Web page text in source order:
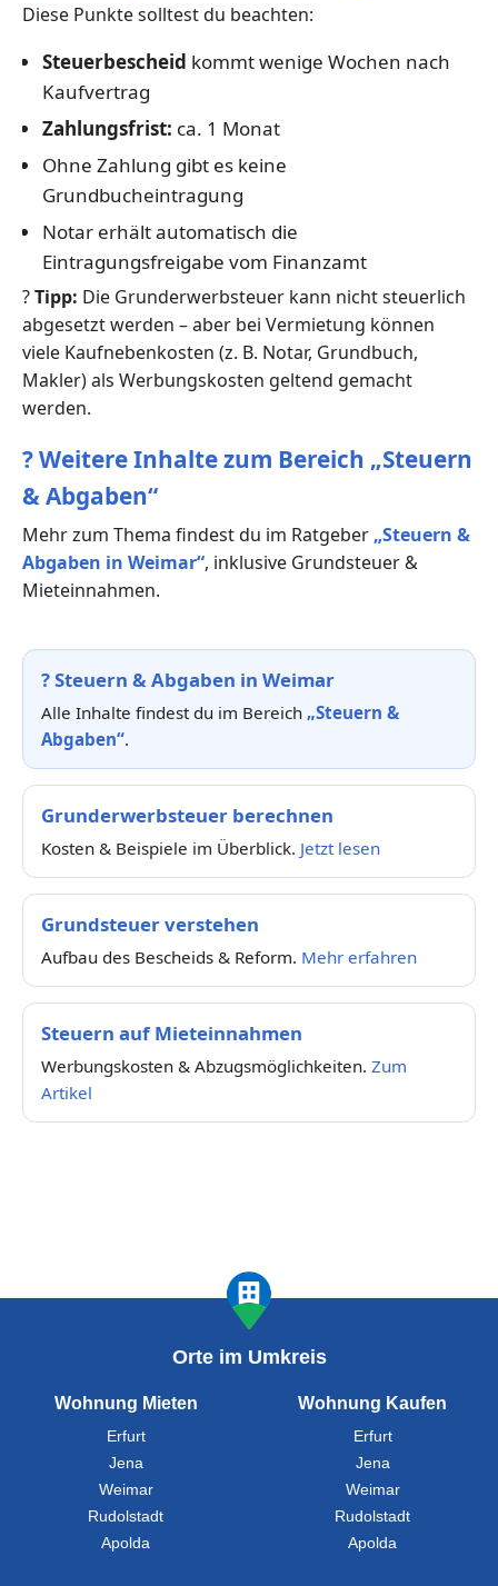
Diese Punkte solltest du beachten:
Steuerbescheid kommt wenige Wochen nach
Kaufvertrag
Zahlungsfrist: ca. 1 Monat
Ohne Zahlung gibt es keine
Grundbucheintragung
Notar erhält automatisch die
Eintragungsfreigabe vom Finanzamt
?Tipp: Die Grunderwerbsteuer kann nicht steuerlich
abgesetzt werden – aber bei Vermietung können
viele Kaufnebenkosten (z. B. Notar, Grundbuch,
Makler) als Werbungskosten geltend gemacht
werden.
?Weitere Inhalte zum Bereich „Steuern
& Abgaben“
Mehr zum Thema findest du im Ratgeber „Steuern &
Abgaben in Weimar“, inklusive Grundsteuer &
Mieteinnahmen.
?Steuern & Abgaben in Weimar
Alle Inhalte findest du im Bereich „Steuern &
Abgaben“.
Grunderwerbsteuer berechnen
Kosten & Beispiele im Überblick. Jetzt lesen
Grundsteuer verstehen
Aufbau des Bescheids & Reform. Mehr erfahren
Steuern auf Mieteinnahmen
Werbungskosten & Abzugsmöglichkeiten. Zum
Artikel
Orte im Umkreis
Wohnung Mieten
Erfurt
Jena
Weimar
Rudolstadt
Apolda
Wohnung Kaufen
Erfurt
Jena
Weimar
Rudolstadt
Apolda